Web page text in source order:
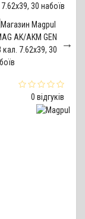
0 відгуків